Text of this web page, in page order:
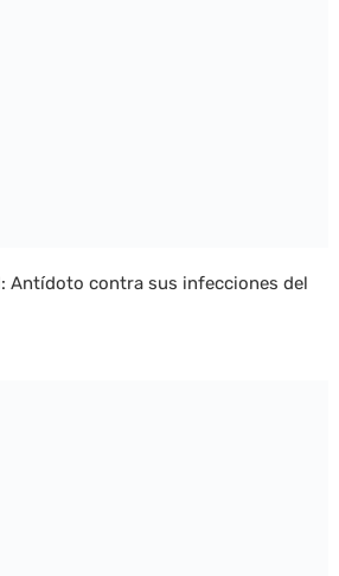
Antídoto contra sus infecciones del